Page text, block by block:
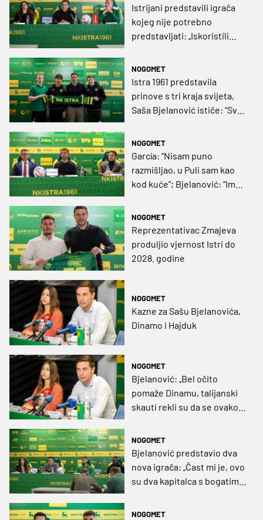
Istrijani predstavili igrača
kojeg nije potrebno
predstavljati: „Iskoristili
NOGOMET
Istra 1961 predstavila
prinove s tri kraja svijeta,
Saša Bjelanović ističe: “Svi
NOGOMET
García: “Nisam puno
razmišljao, u Puli sam kao
kod kuće”; Bjelanović: “Ima
“Dolazi na bolje”
NOGOMET
Reprezentativac Zmajeva
produljio vjernost Istri do
2028. godine
NOGOMET
Kazne za Sašu Bjelanovića,
Dinamo i Hajduk
NOGOMET
Bjelanović: „Bel očito
pomaže Dinamu, talijanski
skauti rekli su da se ovako
NOGOMET
Bjelanović predstavio dva
nova igrača: „Čast mi je, ovo
su dva kapitalca s bogatim
NOGOMET